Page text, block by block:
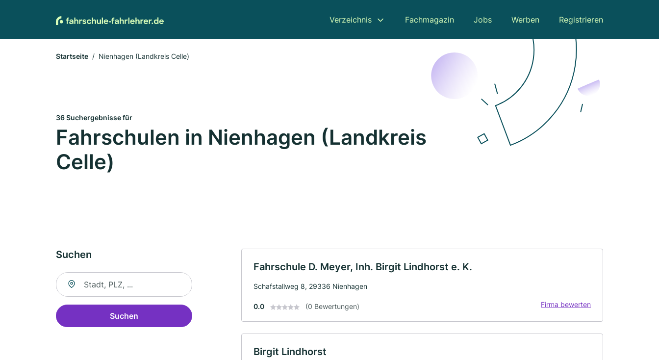
Verzeichnis Fachmagazin Jobs Werben Registrieren
Startseite Nienhagen (Landkreis Celle)
36 Suchergebnisse für
Fahrschulen in Nienhagen (Landkreis
Celle)
Suchen
Suche nach Ort
Suchen
Fahrschule D. Meyer, Inh. Birgit Lindhorst e. K.
Schafstallweg 8, 29336 Nienhagen
0.0 (0 Bewertungen) Firma bewerten
Birgit Lindhorst